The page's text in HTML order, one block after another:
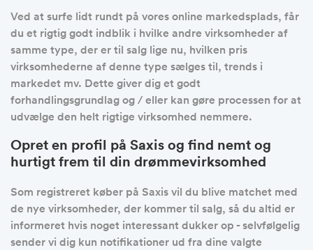
Ved at surfe lidt rundt på vores online markedsplads, får
du et rigtig godt indblik i hvilke andre virksomheder af
samme type, der er til salg lige nu, hvilken pris
virksomhederne af denne type sælges til, trends i
markedet mv. Dette giver dig et godt
forhandlingsgrundlag og / eller kan gøre processen for at
udvælge den helt rigtige virksomhed nemmere.
Opret en profil på Saxis og find nemt og
hurtigt frem til din drømmevirksomhed
Som registreret køber på Saxis vil du blive matchet med
de nye virksomheder, der kommer til salg, så du altid er
informeret hvis noget interessant dukker op - selvfølgelig
sender vi dig kun notifikationer ud fra dine valgte